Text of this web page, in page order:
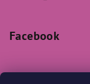
Facebook